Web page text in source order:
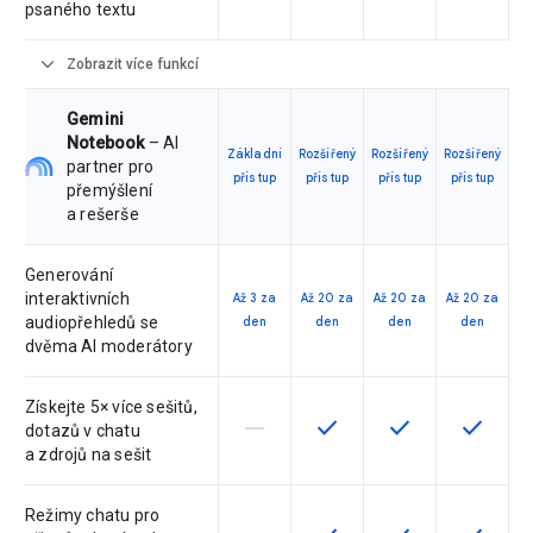
psaného textu
expand_more Zobrazit více funkcí
Gemini
Notebook– AI
partner pro
přemýšlení
a rešerše
Základní
přístup
Rozšířený
přístup
Rozšířený
přístup
Rozšířený
přístup
Generování
interaktivních
audiopřehledů se
dvěma AI moderátory
Až 3 za
den
Až 20 za
den
Až 20 za
den
Až 20 za
den
Získejte 5× více sešitů,
dotazů v chatu
a zdrojů na sešit
Tato funkce není touto verzí
horizontal_rule Tato funkce je pro verzi
check Tato funkce je
check Tato
check
Režimy chatu pro